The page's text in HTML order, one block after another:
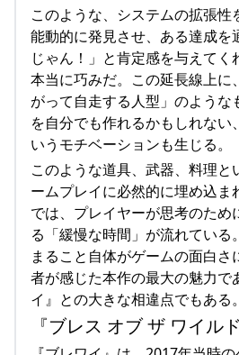
このような、システムの拡張性
能動的に発見させ、ある達成を
じゃん！」と肯定感を与えてく
本当に巧みだ。この延長線上に
がって自走する人型」のような
を自分でも作れるかもしれない
いうモチベーションも生じる。
このような道具、武器、料理と
ームプレイに必然的に埋め込ま
では、プレイヤーが思考のため
る「緩慢な時間」が流れている
まること自体がゲームの面白
者が感じた本作の最大の魅力で
イ』との大きな相違点でもある。
『ブレス オブ ザ ワイル